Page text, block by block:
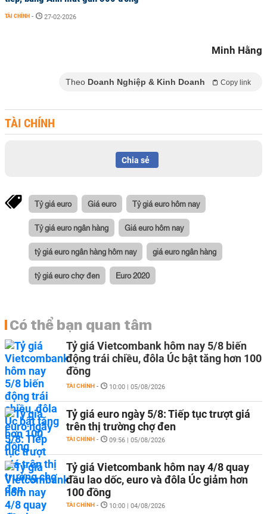
TÀI CHÍNH - 27-02-2026
Minh Hằng
Theo Doanh Nghiệp & Kinh Doanh Copy link
TÀI CHÍNH
Chia sẻ
Tỷ giá euro Giá euro Tỷ giá euro hôm nay
Tỷ giá euro ngân hàng Giá euro hôm nay
tỷ giá euro ngân hàng hôm nay giá euro ngân hàng
tỷ giá euro chợ đen Euro 2020
Có thể bạn quan tâm
Tỷ giá Vietcombank hôm nay 5/8 biến
động trái chiều, đôla Úc bật tăng hơn 100
đồng
TÀI CHÍNH - 10:00 | 05/08/2026
Tỷ giá euro ngày 5/8: Tiếp tục trượt giá
trên thị trường chợ đen
TÀI CHÍNH - 09:56 | 05/08/2026
Tỷ giá Vietcombank hôm nay 4/8 quay
đầu lao dốc, euro và đôla Úc giảm hơn
100 đồng
TÀI CHÍNH - 10:00 | 04/08/2026